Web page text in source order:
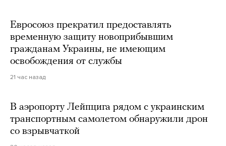
Евросоюз прекратил предоставлять
временную защиту новоприбывшим
гражданам Украины, не имеющим
освобождения от службы
21 час назад
В аэропорту Лейпцига рядом с украинским
транспортным самолетом обнаружили дрон
со взрывчаткой